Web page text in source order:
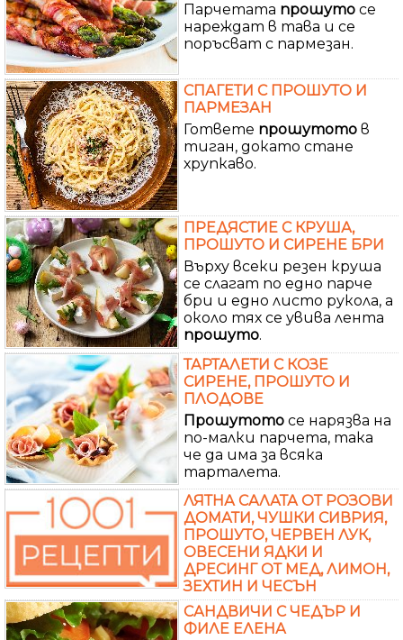
Парчетата прошуто се
нареждат в тава и се
поръсват с пармезан.
СПАГЕТИ С ПРОШУТО И
ПАРМЕЗАН
Гответе прошутото в
тиган, докато стане
хрупкаво.
ПРЕДЯСТИЕ С КРУША,
ПРОШУТО И СИРЕНЕ БРИ
Върху всеки резен круша
се слагат по едно парче
бри и едно листо рукола, а
около тях се увива лента
прошуто.
ТАРТАЛЕТИ С КОЗЕ
СИРЕНЕ, ПРОШУТО И
ПЛОДОВЕ
Прошутото се нарязва на
по-малки парчета, така
че да има за всяка
тарталета.
ЛЯТНА САЛАТА ОТ РОЗОВИ
ДОМАТИ, ЧУШКИ СИВРИЯ,
ПРОШУТО, ЧЕРВЕН ЛУК,
ОВЕСЕНИ ЯДКИ И
ДРЕСИНГ ОТ МЕД, ЛИМОН,
ЗЕХТИН И ЧЕСЪН
САНДВИЧИ С ЧЕДЪР И
ФИЛЕ ЕЛЕНА